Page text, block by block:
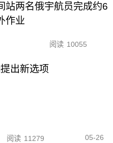
站两名俄宇航员完成约6
作业
阅读 10055
出新选项
阅读 11279 05-26